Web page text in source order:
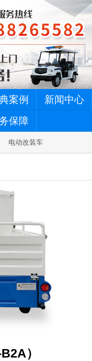
案例
新闻中心
保障
电动改装车
）